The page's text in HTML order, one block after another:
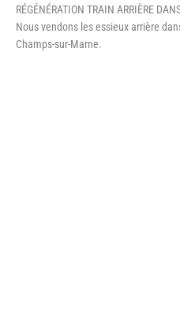
RÉGÉNÉRATION TRAIN ARRIÈRE
Nous vendons les essieux arrière
Champs-sur-Marne.